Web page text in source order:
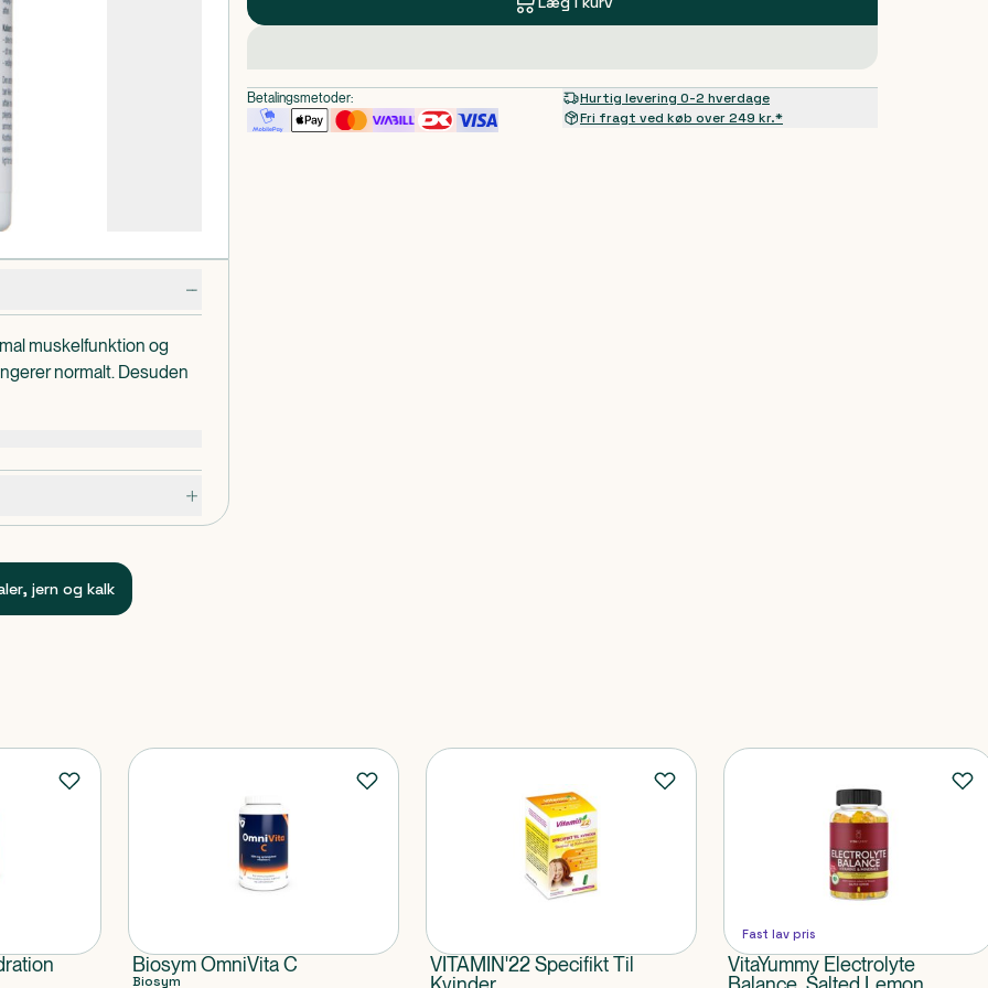
muskelfunktion og
normalt. Desuden
cellulose,
anvendes af gravide
jern og kalk
Betalingsmetoder:
Hurtig levering 0-2 hverdage
Fri fragt ved køb over 249 kr.*
Biosym OmniVita C
Biosym
VITAMIN'22 Specifikt Til
Fast lav pris
VitaYummy Electrolyte